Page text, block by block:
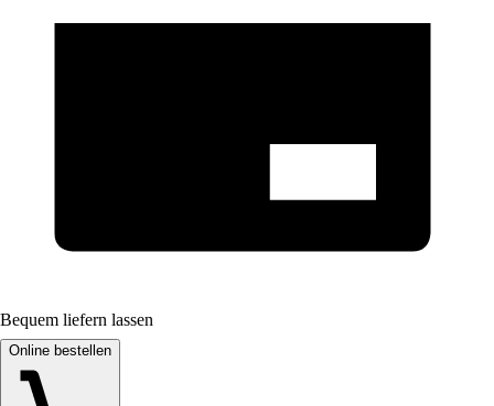
Bequem liefern lassen
Online bestellen